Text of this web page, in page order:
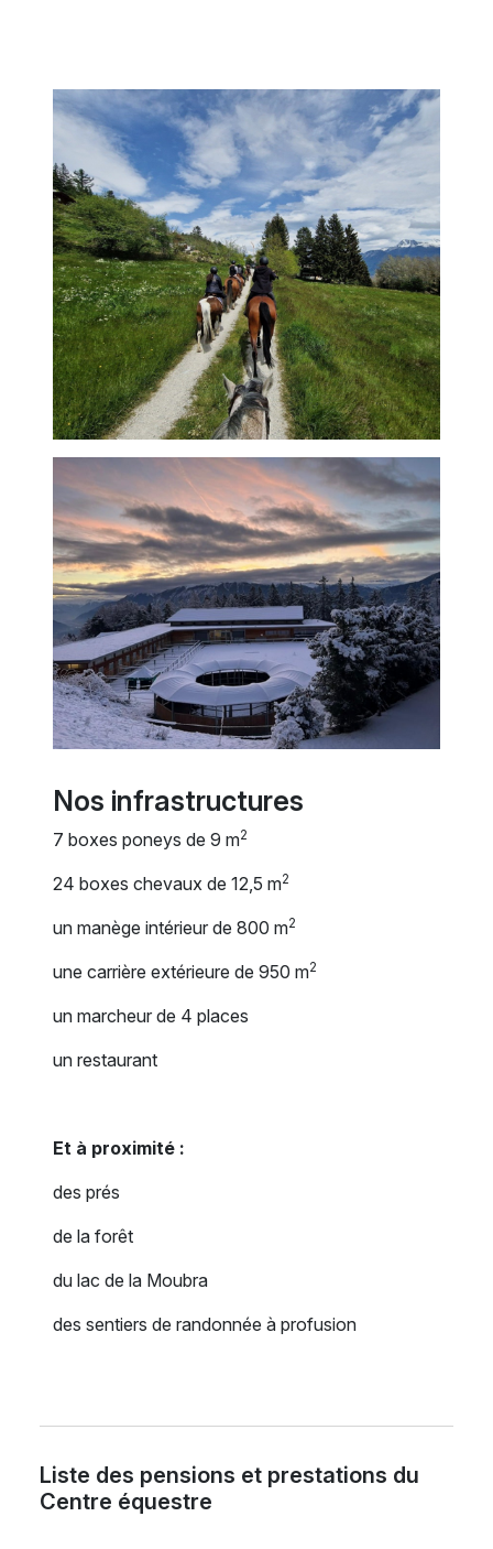
Nos infrastructures
7 boxes poneys de 9 m2
24 boxes chevaux de 12,5 m2
un manège intérieur de 800 m2
une carrière extérieure de 950 m2
un marcheur de 4 places
un restaurant
Et à proximité :
des prés
de la forêt
du lac de la Moubra
des sentiers de randonnée à profusion
Liste des pensions et prestations du
Centre équestre